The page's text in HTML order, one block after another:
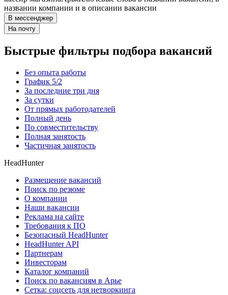
названии компании и в описании вакансии
В мессенджер
На почту
Быстрые фильтры подбора вакансий
Без опыта работы
График 5/2
За последние три дня
За сутки
От прямых работодателей
Полный день
По совместительству
Полная занятость
Частичная занятость
HeadHunter
Размещение вакансий
Поиск по резюме
О компании
Наши вакансии
Реклама на сайте
Требования к ПО
Безопасный HeadHunter
HeadHunter API
Партнерам
Инвесторам
Каталог компаний
Поиск по вакансиям в Арье
Сетка: соцсеть для нетворкинга